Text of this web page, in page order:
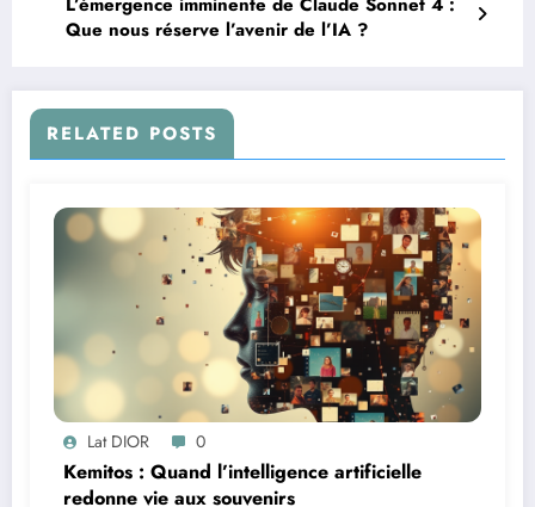
Que nous réserve l’avenir de l’IA ?
RELATED POSTS
Lat DIOR 0
Kemitos : Quand l’intelligence artificielle
redonne vie aux souvenirs